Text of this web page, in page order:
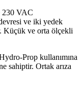
230 VAC
ve iki yedek
Küçük ve orta ölçekli
Prop kullanımına
sahiptir. Ortak arıza